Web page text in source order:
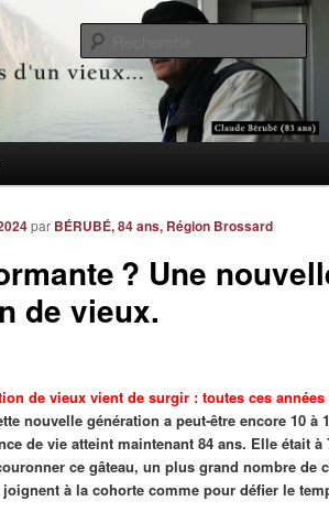
d'un vieux…
ans et +
? Une
de vieux.
par BÉRUBÉ, 84 ans, Région Brossard
de vieux vient de surgir : toutes ces
nouvelle génération a peut-être encore 10 à
de vie atteint maintenant 84 ans. Elle était
ce gâteau, un plus grand nombre de
à la cohorte comme pour défier le